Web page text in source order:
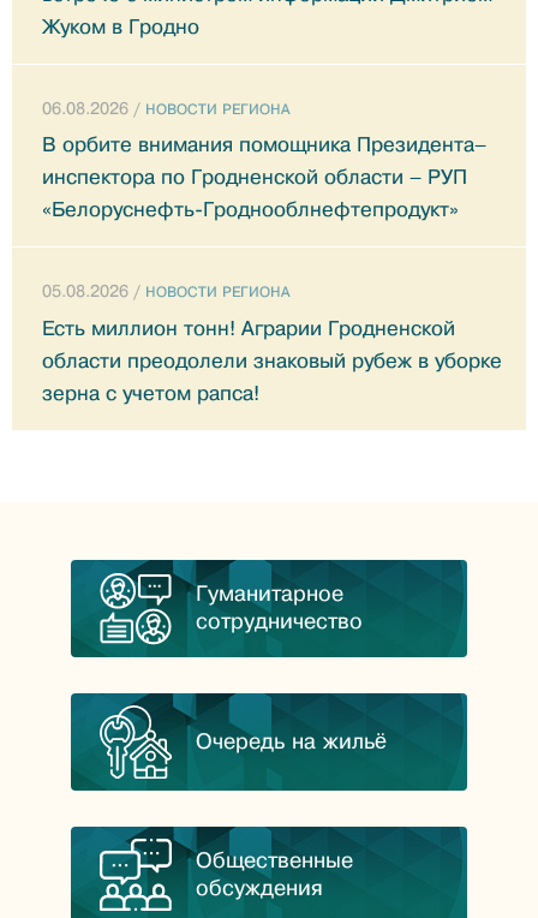
Жуком в Гродно
06.08.2026 / НОВОСТИ РЕГИОНА
В орбите внимания помощника Президента–
инспектора по Гродненской области – РУП
«Белоруснефть-Гроднооблнефтепродукт»
05.08.2026 / НОВОСТИ РЕГИОНА
Есть миллион тонн! Аграрии Гродненской
области преодолели знаковый рубеж в уборке
зерна с учетом рапса!
Гуманитарное
сотрудничество
Очередь на жильё
Общественные
обсуждения